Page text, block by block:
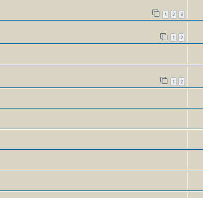
1 2 3
1 2
1 2